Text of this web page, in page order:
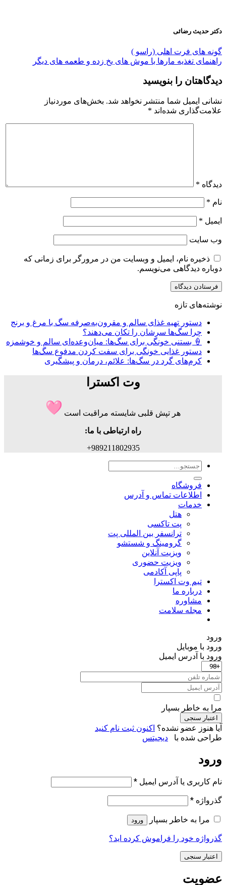
دکتر حدیث رضائی
گونه های فرت اهلی (راسو )
راهنمای تغذیه مارها با موش های یخ زده و طعمه های دیگر
دیدگاهتان را بنویسید
نشانی ایمیل شما منتشر نخواهد شد. بخش‌های موردنیاز
علامت‌گذاری شده‌اند *
دیدگاه *
نام *
ایمیل *
وب‌ سایت
ذخیره نام، ایمیل و وبسایت من در مرورگر برای زمانی که
دوباره دیدگاهی می‌نویسم.
نوشته‌های تازه
دستور تهیه غذای سالم و مقرون‌به‌صرفه سگ با مرغ و برنج
چرا سگ‌ها سرشان را تکان می‌دهند؟
🍦 بستنی خونگی برای سگ‌ها: میان‌وعده‌ای سالم و خوشمزه
دستور غذایی خونگی برای سفت کردن مدفوع سگ‌ها
کرم‌های گرد در سگ‌ها: علائم، درمان و پیشگیری
وت اکسترا
هر تپش قلبی شایسته مراقبت است
راه ارتباطی با ما:
989211802935+
جستجو
فروشگاه
اطلاعات تماس و آدرس
خدمات
هتل
پت تاکسی
ترانسفر بین المللی پت
گرومینگ و شستشو
ویزیت آنلاین
ویزیت حضوری
پاپی آکادمی
تیم وت اکسترا
درباره ما
مشاوره
مجله سلامت
ورود
ورود با موبایل
ورود با ‫آدرس ایمیل
مرا به خاطر بسپار
اعتبار سنجی
آیا هنوز عضو نشده؟ اکنون ثبت نام کنید
طراحی شده با
دیجیتس
ورود
نام کاربری یا آدرس ایمیل *الزامی
گذرواژه *الزامی
مرا به خاطر بسپار ورود
گذرواژه خود را فراموش کرده اید؟
اعتبار سنجی
عضویت